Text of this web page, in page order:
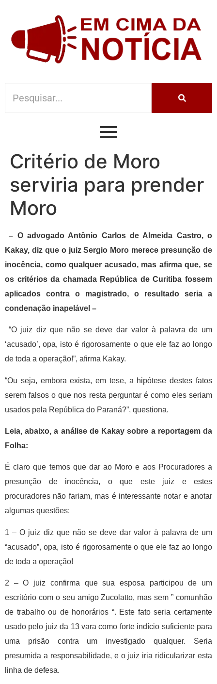
Critério de Moro
serviria para prender
Moro
– O advogado Antônio Carlos de Almeida Castro, o
Kakay, diz que o juiz Sergio Moro merece presunção de
inocência, como qualquer acusado, mas afirma que, se
os critérios da chamada República de Curitiba fossem
aplicados contra o magistrado, o resultado seria a
condenação inapelável –
“O juiz diz que não se deve dar valor à palavra de um
‘acusado’, opa, isto é rigorosamente o que ele faz ao longo
de toda a operação!”, afirma Kakay.
“Ou seja, embora exista, em tese, a hipótese destes fatos
serem falsos o que nos resta perguntar é como eles seriam
usados pela República do Paraná?”, questiona.
Leia, abaixo, a análise de Kakay sobre a reportagem da
Folha:
É claro que temos que dar ao Moro e aos Procuradores a
presunção de inocência, o que este juiz e estes
procuradores não fariam, mas é interessante notar e anotar
algumas questões:
1 – O juiz diz que não se deve dar valor à palavra de um
“acusado”, opa, isto é rigorosamente o que ele faz ao longo
de toda a operação!
2 – O juiz confirma que sua esposa participou de um
escritório com o seu amigo Zucolatto, mas sem ” comunhão
de trabalho ou de honorários “. Este fato seria certamente
usado pelo juiz da 13 vara como forte indício suficiente para
uma prisão contra um investigado qualquer. Seria
presumida a responsabilidade, e o juiz iria ridicularizar esta
linha de defesa.